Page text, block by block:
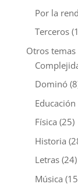
Por la
Terceros
Otros temas
Dominó
Educación
Física (25)
Historia
Letras(24)
Música